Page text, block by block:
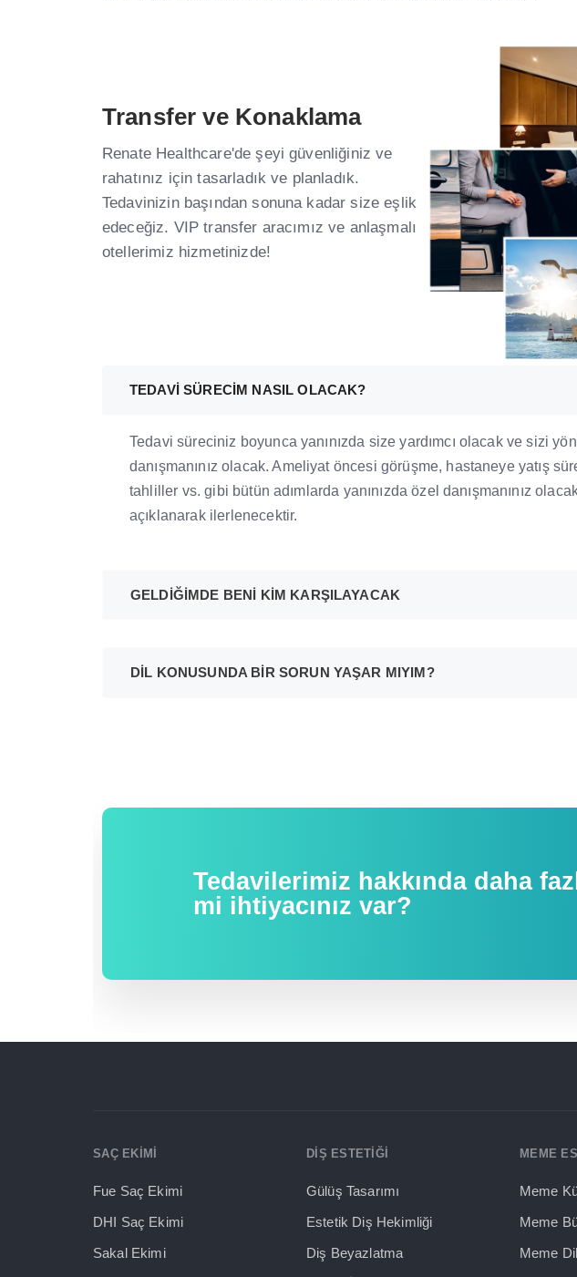
Transfer ve Konaklama ​
Renate Healthcare'de şeyi güvenliğiniz ve
rahatınız için tasarladık ve planladık.
Tedavinizin başından sonuna kadar size eşlik
edeceğiz. VIP transfer aracımız ve anlaşmalı
otellerimiz hizmetinizde! ​
TEDAVİ SÜRECİM NASIL OLACAK?
Tedavi süreciniz boyunca yanınızda size yardımcı olacak ve sizi
danışmanınız olacak. Ameliyat öncesi görüşme, hastaneye yatış
tahliller vs. gibi bütün adımlarda yanınızda özel danışmanınız
açıklanarak ilerlenecektir.
GELDİĞİMDE BENİ KİM KARŞILAYACAK
DİL KONUSUNDA BİR SORUN YAŞAR MIYIM?
Tedavilerimiz hakkında daha
mi ihtiyacınız var?
SAÇ EKİMİ
Fue Saç Ekimi
DHI Saç Ekimi
Sakal Ekimi
DİŞ ESTETİĞİ
Gülüş Tasarımı
Estetik Diş Hekimliği
Diş Beyazlatma
MEME
Meme
Meme
Meme